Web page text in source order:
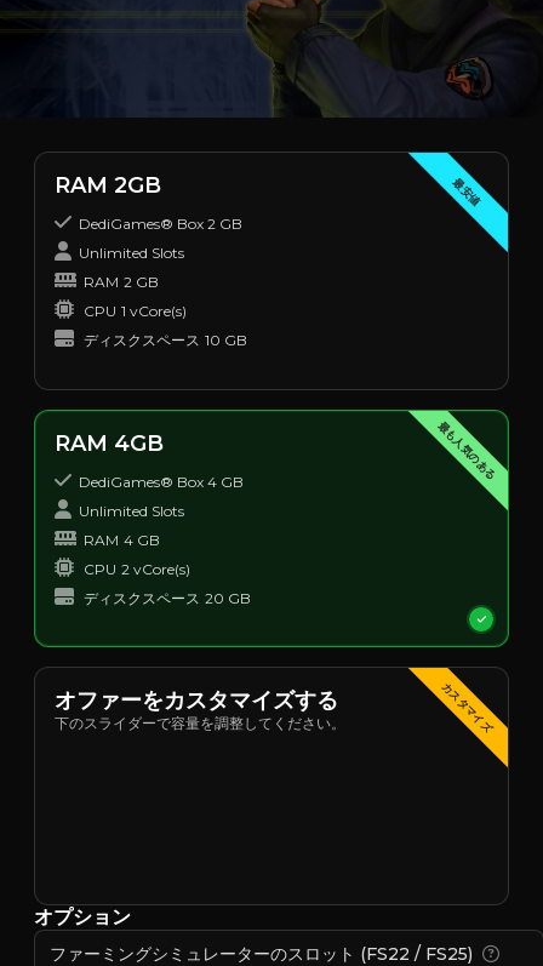
最安値
RAM 2GB
DediGames® Box 2 GB
Unlimited Slots
RAM 2 GB
CPU 1 vCore(s)
ディスクスペース 10 GB
最も人気のある
RAM 4GB
DediGames® Box 4 GB
Unlimited Slots
RAM 4 GB
CPU 2 vCore(s)
ディスクスペース 20 GB
カスタマイズ
オファーをカスタマイズする
下のスライダーで容量を調整してください。
オプション
ファーミングシミュレーターのスロット (FS22 / FS25)